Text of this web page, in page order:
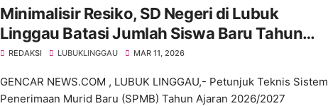
Minimalisir Resiko, SD Negeri di Lubuk
Linggau Batasi Jumlah Siswa Baru Tahun
2026
REDAKSI LUBUKLINGGAU MAR 11, 2026
GENCAR NEWS.COM , LUBUK LINGGAU,- Petunjuk Teknis Sistem
Penerimaan Murid Baru (SPMB) Tahun Ajaran 2026/2027